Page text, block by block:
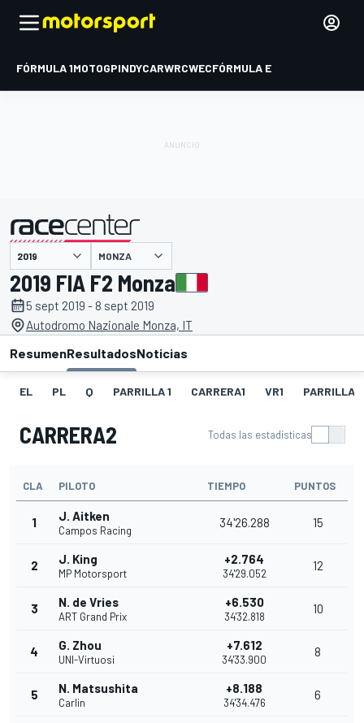
FÓRMULA 1MOTOGPINDYCARWRCWECFÓRMULA E
presentado por MONZA
2019 FIA F2 Monza
5 sept 2019 - 8 sept 2019
Autodromo Nazionale Monza, IT
ResumenResultadosNoticias
EL PL Q PARRILLA 1 CARRERA1 VR1 PARRILLA 2
CARRERA2 Todas las estadísticas
CLA PILOTO TIEMPO PUNTOS
1 J. Aitken
Campos Racing
34'26.288 15
2 J. King
MP Motorsport
+2.764
34'29.052
12
3 N. de Vries
ART Grand Prix
+6.530
34'32.818
10
4 G. Zhou
UNI-Virtuosi
+7.612
34'33.900
8
5 N. Matsushita
Carlin
+8.188
34'34.476
6